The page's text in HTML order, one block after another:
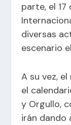
parte, el 17
diversas
escenario
A su vez,
el
y Orgullo,
irán dando